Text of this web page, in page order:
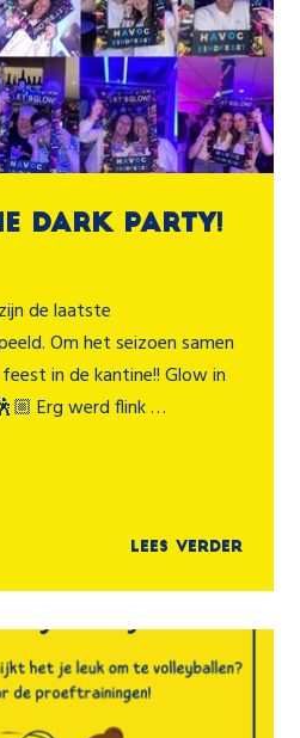
dark party!
de laatste
Om het seizoen samen
in de kantine!! Glow in
Erg werd flink …
Lees verder